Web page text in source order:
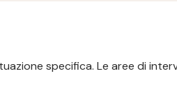
specifica. Le aree di